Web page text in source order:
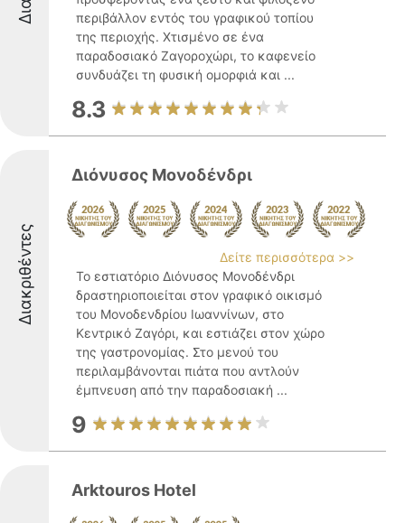
περιβάλλον εντός του γραφικού τοπίου
της περιοχής. Χτισμένο σε ένα
παραδοσιακό Ζαγοροχώρι, το καφενείο
συνδυάζει τη φυσική ομορφιά και ...
8.3
Διακριθέντες
Διόνυσος Μονοδένδρι
Δείτε περισσότερα >>
Το εστιατόριο Διόνυσος Μονοδένδρι
δραστηριοποιείται στον γραφικό οικισμό
του Μονοδενδρίου Ιωαννίνων, στο
Κεντρικό Ζαγόρι, και εστιάζει στον χώρο
της γαστρονομίας. Στο μενού του
περιλαμβάνονται πιάτα που αντλούν
έμπνευση από την παραδοσιακή ...
9
Arktouros Hotel